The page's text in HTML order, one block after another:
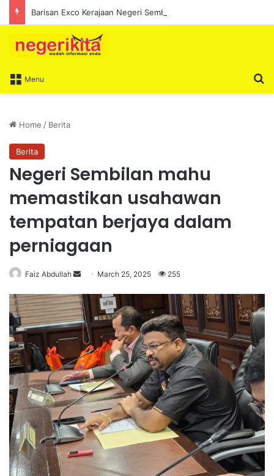
Menu
Home / Berita
Berita
Negeri Sembilan mahu
memastikan usahawan
tempatan berjaya dalam
perniagaan
Faiz Abdullah
n
d
a
e
m
a
i
l
March 25, 2025 255